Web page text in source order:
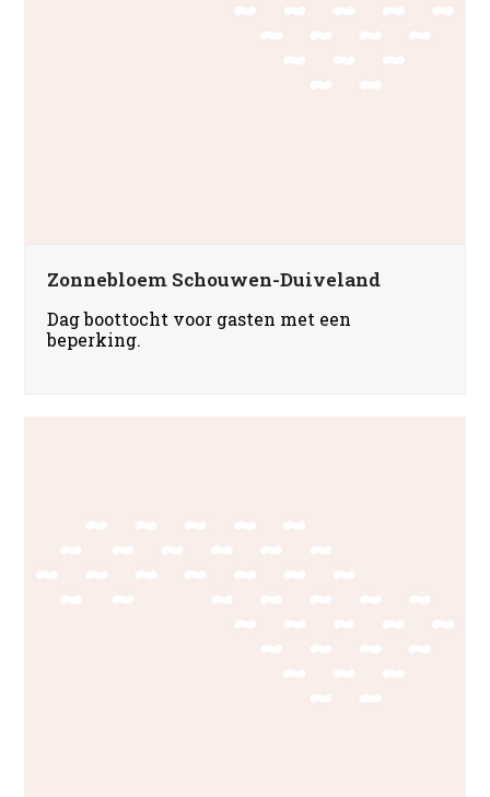
Zonnebloem Schouwen-Duiveland
Dag boottocht voor gasten met een
beperking.